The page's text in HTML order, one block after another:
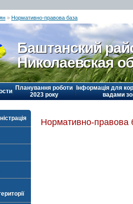
» Нормативно-правова база
Баштанский
Николаевская
Планування роботи
2023 року
Інформація для
вадами
Нормативно-правова